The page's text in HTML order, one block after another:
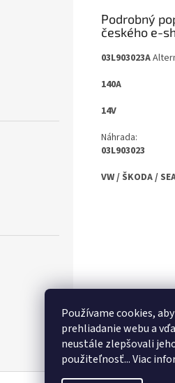
Používame cookies,
prehliadanie webu a
neustále zlepšovali
použiteľnosť... Viac
Podrobný
03L903023A
140A
14V
Náhrada:
03L903023
VW / ŠKODA /